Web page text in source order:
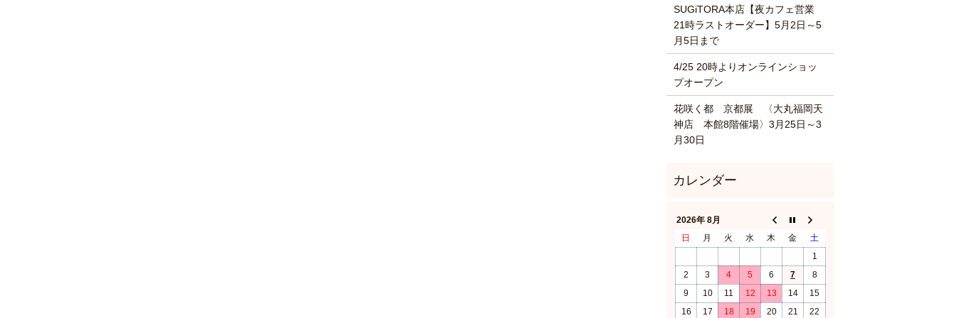
SUGiTORA本店【夜カフェ営業
21時ラストオーダー】5月2日～5
月5日まで
4/25 20時よりオンラインショッ
プオープン
花咲く都 京都展 〈大丸福岡天
神店 本館8階催場〉3月25日～3
月30日
2026年 8月
日
月 火 水 木 金
土
1
2
3 4 5 6 7
8
9
10 11 12 13 14
15
16
17 18 19 20 21 22